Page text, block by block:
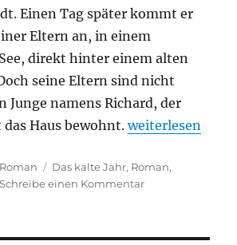
Einen Tag später kommt er
Eltern an, in einem
direkt hinter einem alten
seine Eltern sind nicht
Junge namens Richard, der
Haus bewohnt.„Roman Ehrlich
weiterlesen
Kategorien
Roman Schlagwörter
Das kalte Jahr, Roman,
Schreibe einen Kommentarzu